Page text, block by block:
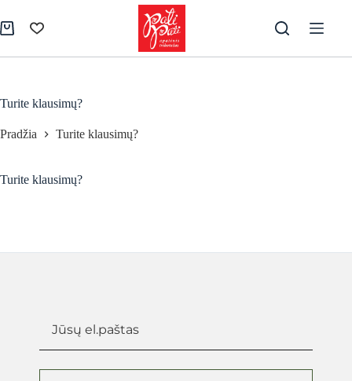
to
content
Pirkinių
Turite klausimų?
Pradžia Turite klausimų?
Turite klausimų?